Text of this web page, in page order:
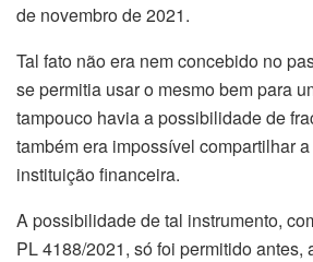
de novembro de 2021.
Tal fato não era nem concebido no
se permitia usar o mesmo bem para
tampouco havia a possibilidade de
também era impossível compartilhar
instituição financeira.
A possibilidade de tal instrumento,
PL 4188/2021, só foi permitido antes,